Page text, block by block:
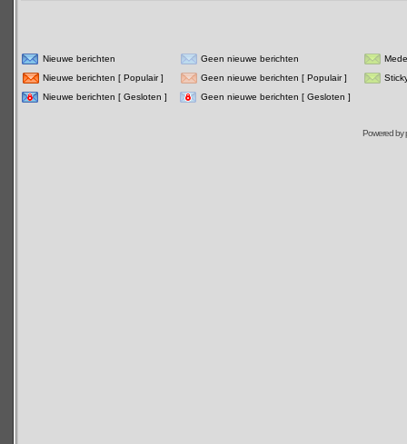
Nieuwe berichten Geen nieuwe berichten
Nieuwe berichten [ Populair ]
Geen nieuwe berichten [ Populair ]
Nieuwe berichten [ Gesloten ]
Geen nieuwe berichten [ Gesloten ]
Powered by